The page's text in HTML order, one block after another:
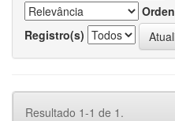
Registro(s)
Resultado 1-1 de 1.